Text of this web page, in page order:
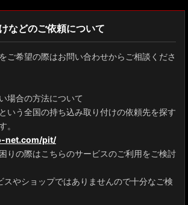
などのご依頼について
ご希望の際はお問い合わせからご相談くださ
場合の方法について
いう全国の持ち込み取り付けの依頼先を探す
。
net.com/pit/
りの際はこちらのサービスのご利用をご検討
スやショップではありませんので十分なご検